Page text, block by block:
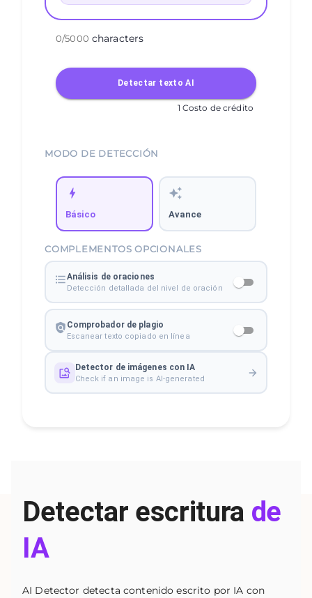
0/5000 characters
Detectar texto AI
1 Costo de crédito
MODO DE DETECCIÓN
Básico Avance
COMPLEMENTOS OPCIONALES
Análisis de oraciones
Detección detallada del nivel de oración
Comprobador de plagio
Escanear texto copiado en línea
Detector de imágenes con IA
Check if an image is AI-generated
Detectar escritura de
IA
AI Detector detecta contenido escrito por IA con